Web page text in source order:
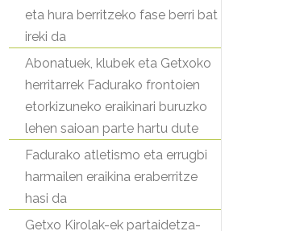
eta hura berritzeko fase berri bat
ireki da
Abonatuek, klubek eta Getxoko
herritarrek Fadurako frontoien
etorkizuneko eraikinari buruzko
lehen saioan parte hartu dute
Fadurako atletismo eta errugbi
harmailen eraikina eraberritze
hasi da
Getxo Kirolak-ek partaidetza-